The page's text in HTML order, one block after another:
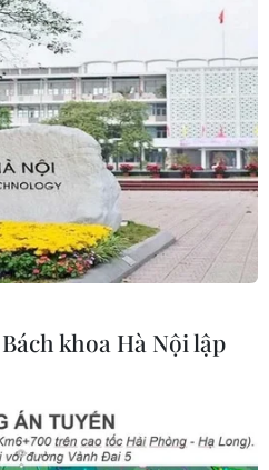
doanh nghiệp có
khoa Hà Nội lập